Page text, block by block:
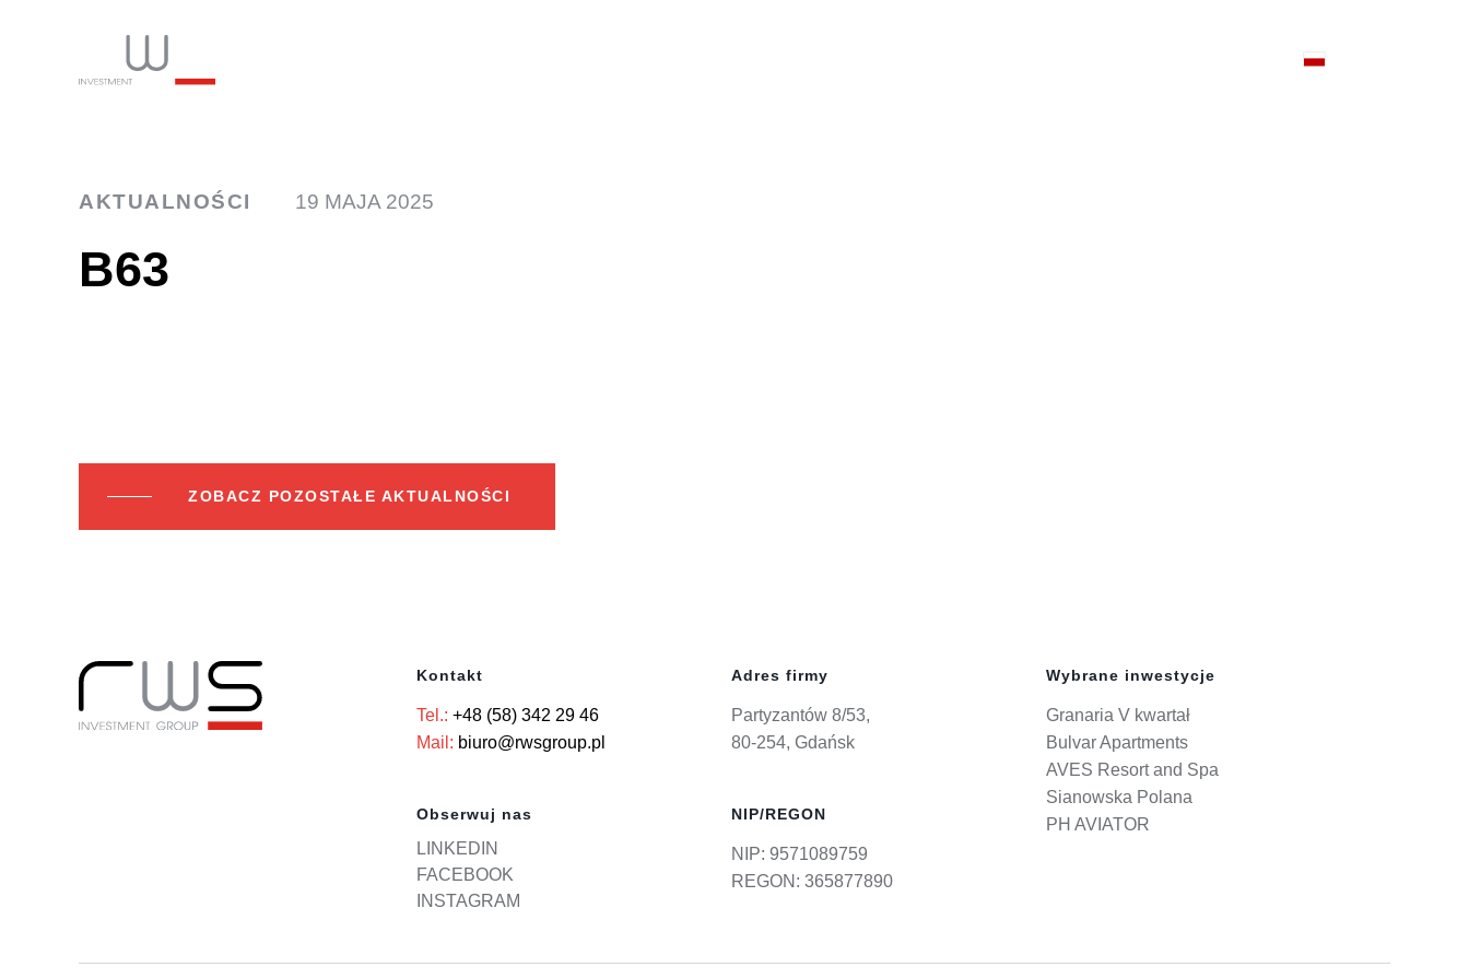
AKTUALNOŚCI 19 MAJA 2025
B63
ZOBACZ POZOSTAŁE AKTUALNOŚCI
Kontakt
Tel.: +48 (58) 342 29 46
Mail: biuro@rwsgroup.pl
Obserwuj nas
LINKEDIN
FACEBOOK
INSTAGRAM
Adres firmy
Partyzantów 8/53,
80-254, Gdańsk
NIP/REGON
NIP: 9571089759
REGON: 365877890
Wybrane inwestycje
Granaria V kwartał
Bulvar Apartments
AVES Resort and Spa
Sianowska Polana
PH AVIATOR